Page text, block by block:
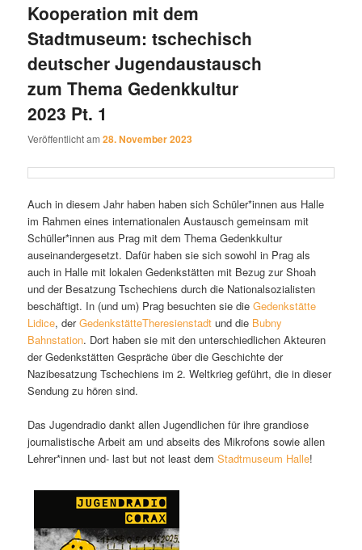
Kooperation mit dem
Stadtmuseum: tschechisch
deutscher Jugendaustausch
zum Thema Gedenkkultur
2023 Pt. 1
Veröffentlicht am28. November 2023
Auch in diesem Jahr haben haben sich Schüler*innen aus Halle
im Rahmen eines internationalen Austausch gemeinsam mit
Schüller*innen aus Prag mit dem Thema Gedenkkultur
auseinandergesetzt. Dafür haben sie sich sowohl in Prag als
auch in Halle mit lokalen Gedenkstätten mit Bezug zur Shoah
und der Besatzung Tschechiens durch die Nationalsozialisten
beschäftigt. In (und um) Prag besuchten sie dieGedenkstätte
Lidice, derGedenkstätteTheresienstadt und die Bubny
Bahnstation. Dort haben sie mit den unterschiedlichen Akteuren
der Gedenkstätten Gespräche über die Geschichte der
Nazibesatzung Tschechiens im 2. Weltkrieg geführt, die in dieser
Sendung zu hören sind.
Das Jugendradio dankt allen Jugendlichen für ihre grandiose
journalistische Arbeit am und abseits des Mikrofons sowie allen
Lehrer*innen und- last but not least demStadtmuseum Halle!